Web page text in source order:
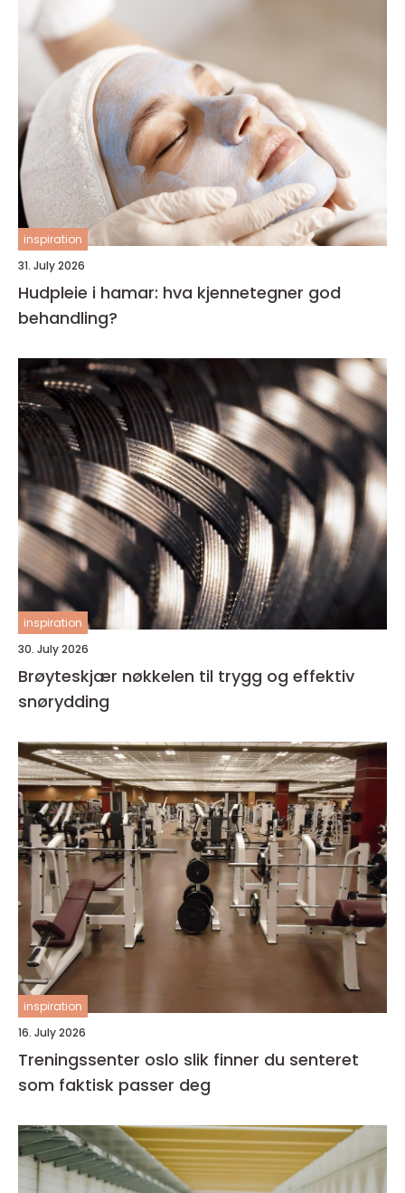
inspiration
31. July 2026
Hudpleie i hamar: hva kjennetegner god
behandling?
inspiration
30. July 2026
Brøyteskjær nøkkelen til trygg og effektiv
snørydding
inspiration
16. July 2026
Treningssenter oslo slik finner du senteret
som faktisk passer deg